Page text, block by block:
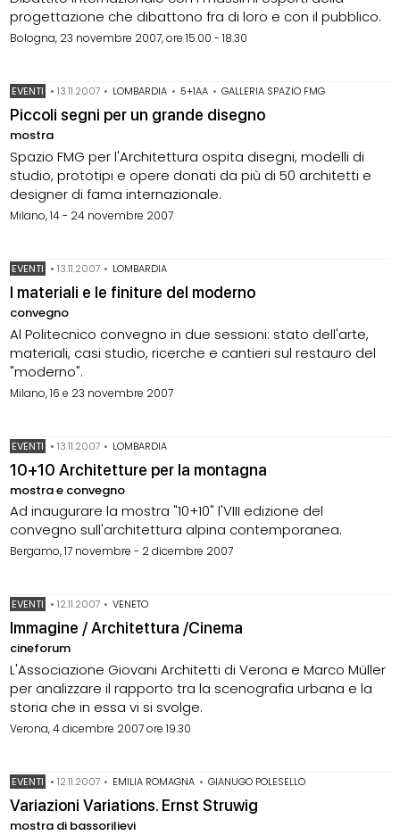
progettazione che dibattono fra di loro e con il pubblico.
Bologna, 23 novembre 2007, ore 15.00 - 18.30
EVENTI •13.11.2007 • LOMBARDIA • 5+1AA • GALLERIA SPAZIO FMG
Piccoli segni per un grande disegno
mostra
Spazio FMG per l'Architettura ospita disegni, modelli di
studio, prototipi e opere donati da più di 50 architetti e
designer di fama internazionale.
Milano, 14 - 24 novembre 2007
EVENTI •13.11.2007 • LOMBARDIA
I materiali e le finiture del moderno
convegno
Al Politecnico convegno in due sessioni: stato dell'arte,
materiali, casi studio, ricerche e cantieri sul restauro del
"moderno".
Milano, 16 e 23 novembre 2007
EVENTI •13.11.2007 • LOMBARDIA
10+10 Architetture per la montagna
mostra e convegno
Ad inaugurare la mostra "10+10" l'VIII edizione del
convegno sull'architettura alpina contemporanea.
Bergamo, 17 novembre - 2 dicembre 2007
EVENTI •12.11.2007 • VENETO
Immagine / Architettura /Cinema
cineforum
L'Associazione Giovani Architetti di Verona e Marco Müller
per analizzare il rapporto tra la scenografia urbana e la
storia che in essa vi si svolge.
Verona, 4 dicembre 2007 ore 19.30
EVENTI •12.11.2007 • EMILIA ROMAGNA • GIANUGO POLESELLO
Variazioni Variations. Ernst Struwig
mostra di bassorilievi